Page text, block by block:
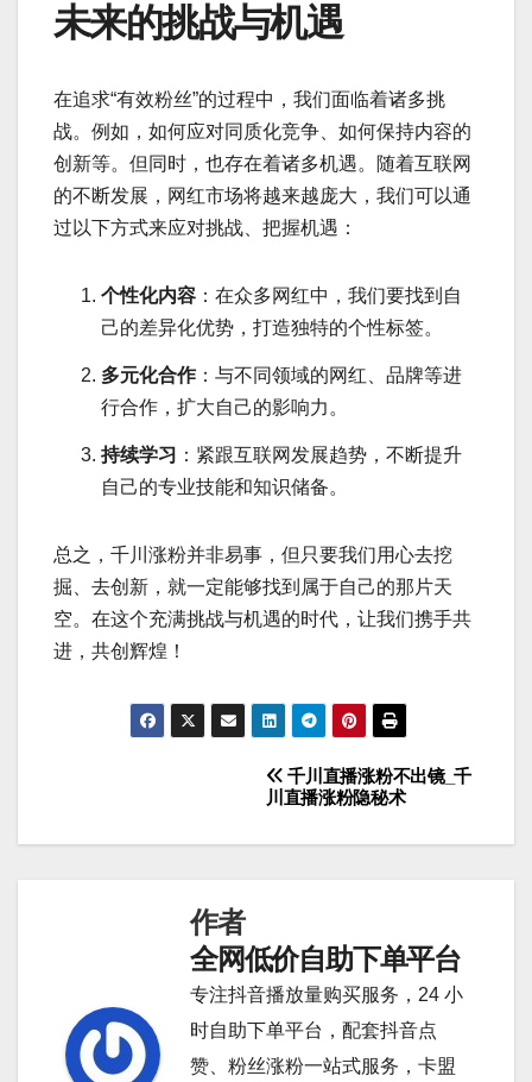
未来的挑战与机遇
在追求“有效粉丝”的过程中，我们面临着诸多挑
战。例如，如何应对同质化竞争、如何保持内容的
创新等。但同时，也存在着诸多机遇。随着互联网
的不断发展，网红市场将越来越庞大，我们可以通
过以下方式来应对挑战、把握机遇：
个性化内容 ：在众多网红中，我们要找到自
己的差异化优势，打造独特的个性标签。
多元化合作：与不同领域的网红、品牌等进
行合作，扩大自己的影响力。
持续学习 ：紧跟互联网发展趋势，不断提升
自己的专业技能和知识储备。
总之，千川涨粉并非易事，但只要我们用心去挖
掘、去创新，就一定能够找到属于自己的那片天
空。在这个充满挑战与机遇的时代，让我们携手共
进，共创辉煌！
章
千川直播涨粉不出镜_千
川直播涨粉隐秘术
作者
全网低价自助下单平台
专注抖音播放量购买服务，24 小
时自助下单平台，配套抖音点
赞、粉丝涨粉一站式服务，卡盟